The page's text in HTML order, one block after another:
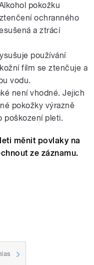
pokožku
ochranného
a ztrácí
používání
film se ztenčuje a
vodu.
není vhodné. Jejich
pokožky výrazně
poškození pleti.
měnit povlaky na
ze záznamu.